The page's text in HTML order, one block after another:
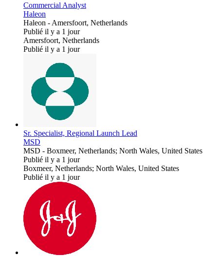
Commercial Analyst
Haleon
Haleon - Amersfoort, Netherlands
Publié il y a 1 jour
Amersfoort, Netherlands
Publié il y a 1 jour
Sr. Specialist, Regional Launch Lead
MSD
MSD - Boxmeer, Netherlands; North Wales, United States
Publié il y a 1 jour
Boxmeer, Netherlands; North Wales, United States
Publié il y a 1 jour